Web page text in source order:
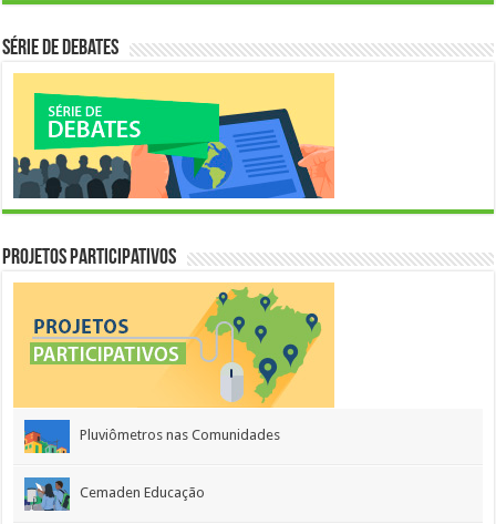
Série de Debates
Projetos Participativos
Pluviômetros nas Comunidades
Cemaden Educação